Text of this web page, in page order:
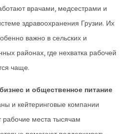
врачами, медсестрами и
здравоохранения Грузии. Их
важно в сельских и
районах, где нехватка рабочей
чаще.
и общественное питание
и кейтеринговые компании
рабочие места тысячам